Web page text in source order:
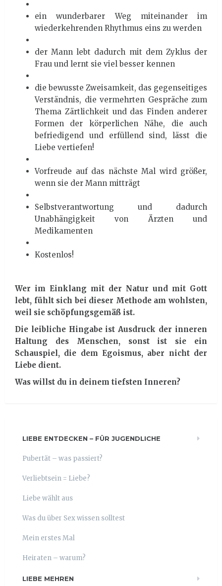
ein wunderbarer Weg miteinander im
wiederkehrenden Rhythmus eins zu werden
der Mann lebt dadurch mit dem Zyklus der
Frau und lernt sie viel besser kennen
die bewusste Zweisamkeit, das gegenseitiges
Verständnis, die vermehrten Gespräche zum
Thema Zärtlichkeit und das Finden anderer
Formen der körperlichen Nähe, die auch
befriedigend und erfüllend sind, lässt die
Liebe vertiefen!
Vorfreude auf das nächste Mal wird größer,
wenn sie der Mann mitträgt
Selbstverantwortung und dadurch
Unabhängigkeit von Ärzten und
Medikamenten
Kostenlos!
Wer im Einklang mit der Natur und mit Gott
lebt, fühlt sich bei dieser Methode am wohlsten,
weil sie schöpfungsgemäß ist.
Die leibliche Hingabe ist Ausdruck der inneren
Haltung des Menschen, sonst ist sie ein
Schauspiel, die dem Egoismus, aber nicht der
Liebe dient.
Was willst du in deinem tiefsten Inneren?
LIEBE ENTDECKEN – FÜR JUGENDLICHE
Pubertät – was passiert?
Verliebtsein = Liebe?
Liebe wählt aus
Was du über Sex wissen solltest
Mein erstes Mal
Heiraten – warum?
LIEBE MEHREN